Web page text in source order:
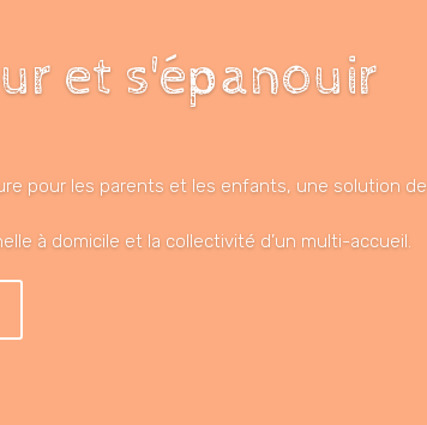
et s'épanouir
pour les parents et les enfants, une solution de
à domicile et la collectivité d’un multi-accueil.